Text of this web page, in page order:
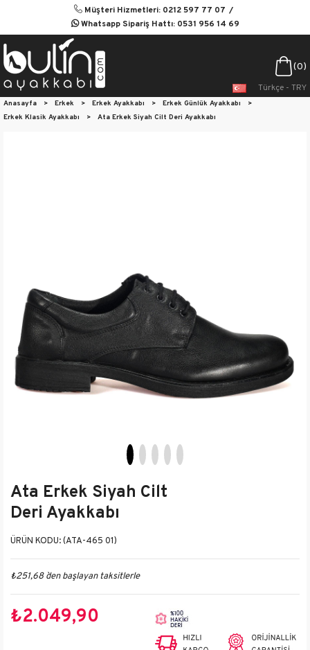
Müşteri Hizmetleri: 0212 597 77 07
Whatsapp Sipariş Hattı: 0531 956 14 69
0
Türkçe - TRY
Anasayfa > Erkek > Erkek Ayakkabı > Erkek Günlük Ayakkabı
>
Erkek Klasik Ayakkabı
> Ata Erkek Siyah Cilt Deri Ayakkabı
Ata Erkek Siyah Cilt
Deri Ayakkabı
(ATA-465 01)
₺251,68 `den başlayan taksitlerle
₺2.049,90